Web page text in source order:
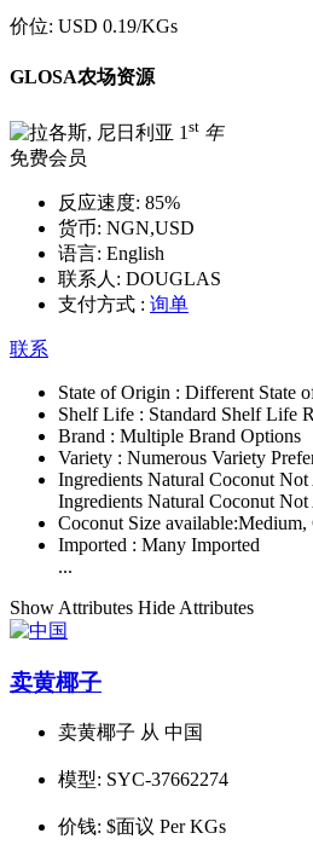
价位: USD 0.19/KGs
GLOSA农场资源
1 st 年
免费会员
反应速度: 85%
货币: NGN,USD
语言: English
联系人: DOUGLAS
支付方式 : 询单
联系
State of Origin : Different State
Shelf Life : Standard Shelf Life
Brand : Multiple Brand Options
Variety : Numerous Variety
Ingredients Natural Coconut
Ingredients Natural Coconut
Coconut Size available:Medium,
Imported : Many Imported
...
Show Attributes Hide Attributes
卖黄椰子
卖黄椰子 从 中国
模型: SYC-37662274
价钱: $面议 Per KGs